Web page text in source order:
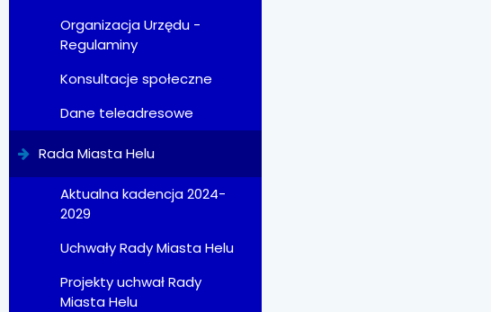
Organizacja Urzędu -
Regulaminy
Konsultacje społeczne
Dane teleadresowe
Rada Miasta Helu
Aktualna kadencja 2024-
2029
Uchwały Rady Miasta Helu
Projekty uchwał Rady
Miasta Helu